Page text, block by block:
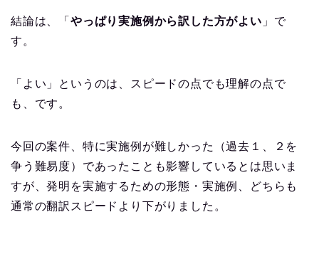
結論は、「 やっぱり実施例から訳した方がよい 」で
す。
「よい」というのは、スピードの点でも理解の点で
も、です。
今回の案件、特に実施例が難しかった（過去１、２を
争う難易度）であったことも影響しているとは思いま
すが、発明を実施するための形態・実施例、どちらも
通常の翻訳スピードより下がりました。